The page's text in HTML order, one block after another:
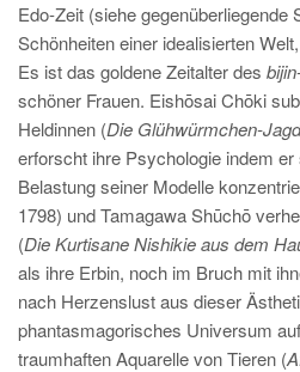
Edo-Zeit (siehe gegenüberliegende
Schönheiten einer idealisierten
Es ist das goldene Zeitalter des
schöner Frauen. Eishōsai Chōki
Heldinnen (Die Glühwürmchen-Jagd
erforscht ihre Psychologie indem
Belastung seiner Modelle
1798) und Tamagawa Shūchō
(Die Kurtisane Nishikie aus dem
als ihre Erbin, noch im Bruch mit
nach Herzenslust aus dieser
phantasmagorisches Universum
traumhaften Aquarelle von Tieren (